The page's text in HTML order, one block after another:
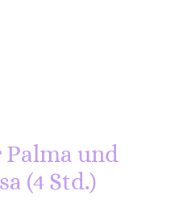
und
(4 Std.)